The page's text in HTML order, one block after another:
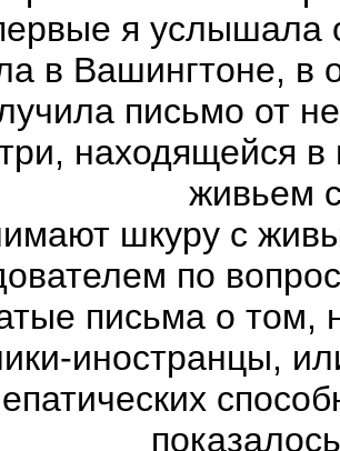
я услышала о
в Вашингтоне, в
письмо от
находящейся в
живьем
шкуру с
по
письма о том,
иностранцы,